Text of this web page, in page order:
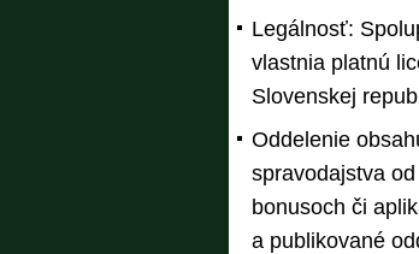
Legálnosť:
vlastnia platnú
Slovenskej
Oddelenie
spravodajstva
bonusoch či
a publikované